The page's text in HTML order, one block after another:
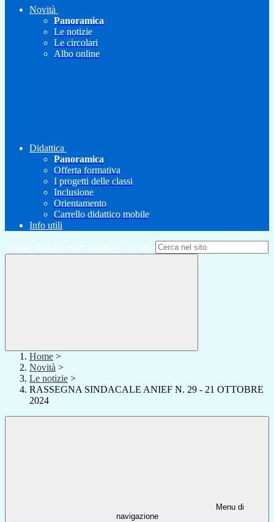
Novità
Panoramica
Le notizie
Le circolari
Albo online
Didattica
Panoramica
Offerta formativa
I progetti delle classi
Inclusione
Orientamento
Carrello didattico mobile
Info utili
Campo di ricerca per le pagine del sito
Home >
Novità >
Le notizie >
RASSEGNA SINDACALE ANIEF N. 29 - 21 OTTOBRE
2024
Menu di
navigazione